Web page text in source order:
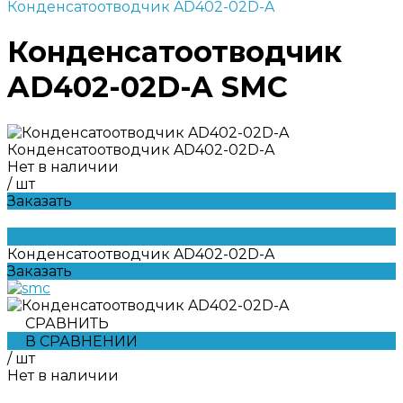
Конденсатоотводчик AD402-02D-A
Конденсатоотводчик
AD402-02D-A SMC
Конденсатоотводчик AD402-02D-A
Нет в наличии
/ шт
Заказать
Конденсатоотводчик AD402-02D-A
Заказать
СРАВНИТЬ
В СРАВНЕНИИ
/ шт
Нет в наличии